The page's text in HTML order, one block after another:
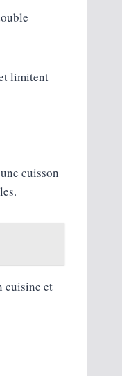
limitent
cuisson
cuisine et